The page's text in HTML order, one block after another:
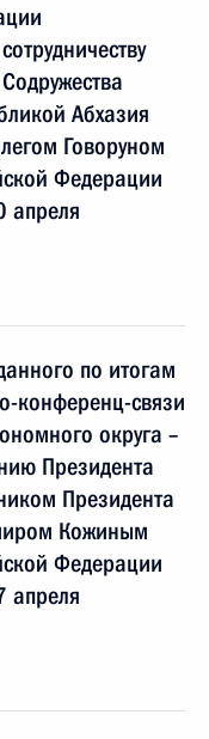
Абхазия
Говоруном
Федерации
апреля
по итогам
конференц-связи
округа –
Президента
Президента
Кожиным
Федерации
апреля